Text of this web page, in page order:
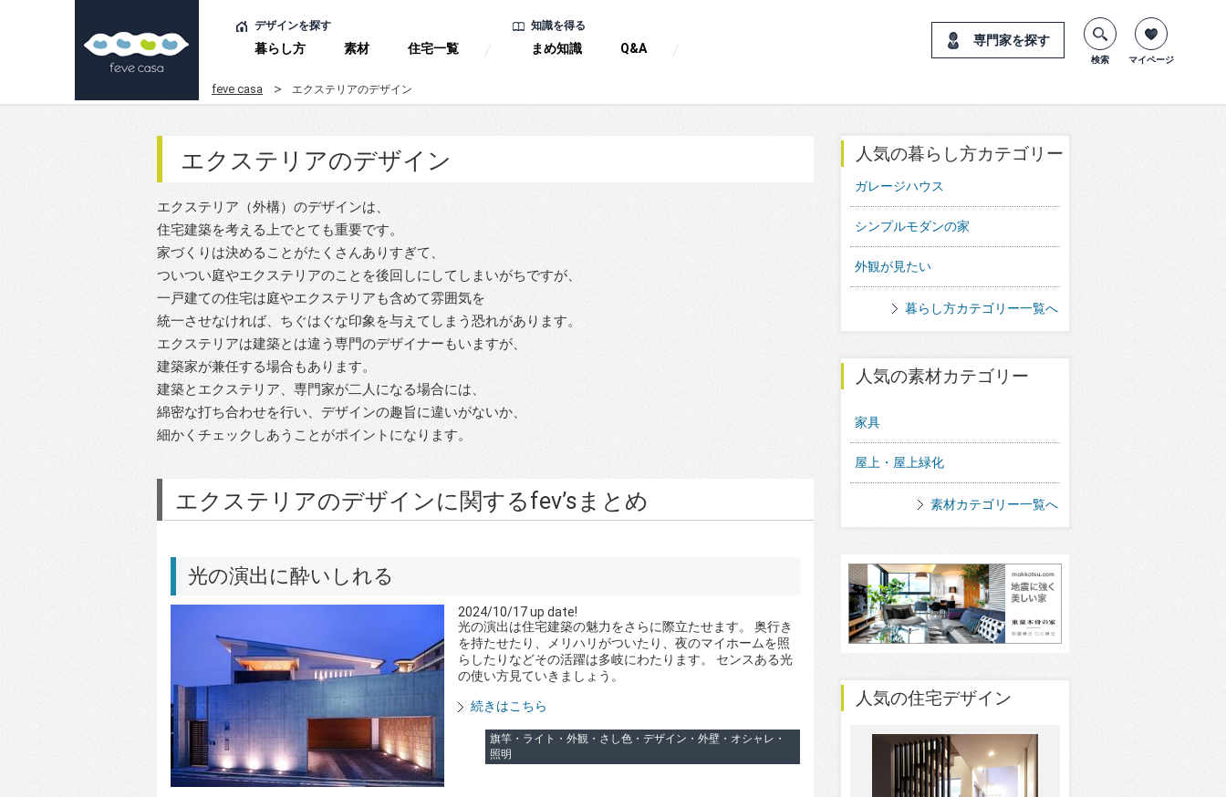
デザインを探す
暮らし方 素材 住宅一覧
知識を得る
まめ知識 Q&A
専門家を探す
検索 マイページ
feve casa エクステリアのデザイン
エクステリアのデザイン
エクステリア（外構）のデザインは、
住宅建築を考える上でとても重要です。
家づくりは決めることがたくさんありすぎて、
ついつい庭やエクステリアのことを後回しにしてしまいがちですが、
一戸建ての住宅は庭やエクステリアも含めて雰囲気を
統一させなければ、ちぐはぐな印象を与えてしまう恐れがあります。
エクステリアは建築とは違う専門のデザイナーもいますが、
建築家が兼任する場合もあります。
建築とエクステリア、専門家が二人になる場合には、
綿密な打ち合わせを行い、デザインの趣旨に違いがないか、
細かくチェックしあうことがポイントになります。
エクステリアのデザインに関するfev’sまとめ
光の演出に酔いしれる
2024/10/17 up date!
光の演出は住宅建築の魅力をさらに際立たせます。 奥行き
を持たせたり、メリハリがついたり、夜のマイホームを照
らしたりなどその活躍は多岐にわたります。 センスある光
の使い方見ていきましょう。
続きはこちら
旗竿・ライト・外観・さし色・デザイン・外壁・オシャレ・
照明
人気の暮らし方カテゴリー
ガレージハウス
シンプルモダンの家
外観が見たい
暮らし方カテゴリー一覧へ
人気の素材カテゴリー
家具
屋上・屋上緑化
素材カテゴリー一覧へ
人気の住宅デザイン